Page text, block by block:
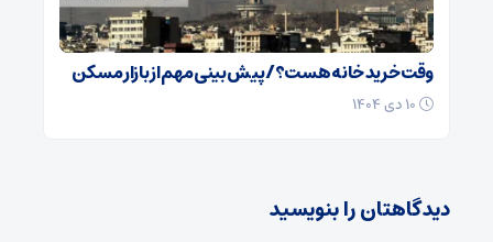
وقت خرید خانه هست؟/ پیش بینی مهم از بازار مسکن
دیدگاهتان را بنویسید